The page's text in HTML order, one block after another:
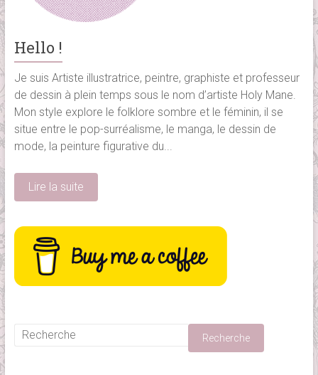
Hello !
Je suis Artiste illustratrice, peintre, graphiste et professeur
de dessin à plein temps sous le nom d’artiste Holy Mane.
Mon style explore le folklore sombre et le féminin, il se
situe entre le pop-surréalisme, le manga, le dessin de
mode, la peinture figurative du...
Lire la suite